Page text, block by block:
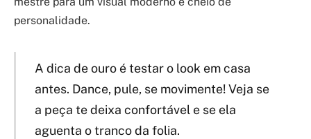
personalidade.
A dica de ouro é testar o look em casa
antes. Dance, pule, se movimente! Veja se
a peça te deixa confortável e se ela
aguenta o tranco da folia.